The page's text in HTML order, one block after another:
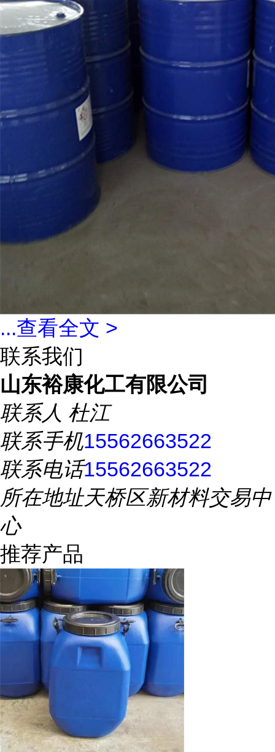
...查看全文 >
联系我们
山东裕康化工有限公司
联系人 杜江
联系手机15562663522
联系电话15562663522
所在地址天桥区新材料交易中
心
推荐产品